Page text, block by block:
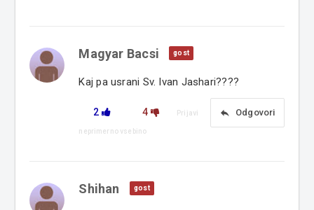
Magyar Bacsi gost
Kaj pa usrani Sv. Ivan Jashari????
2 4 reply Odgovori
Prijavi
neprimerno vsebino
Shihan gost